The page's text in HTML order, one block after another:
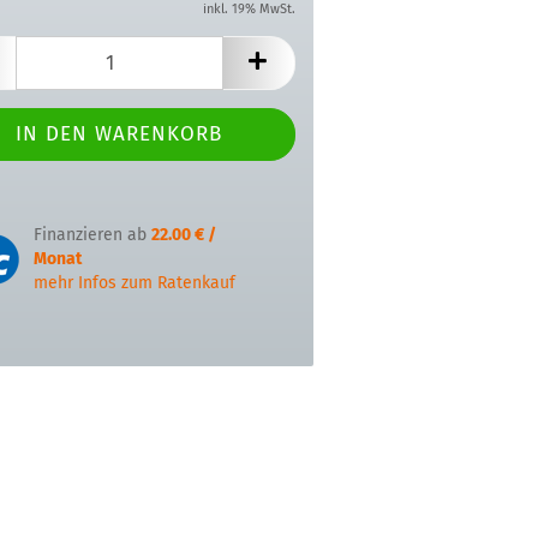
inkl. 19% MwSt.
Finanzieren ab 22.00 € /
Monat
mehr Infos zum Ratenkauf